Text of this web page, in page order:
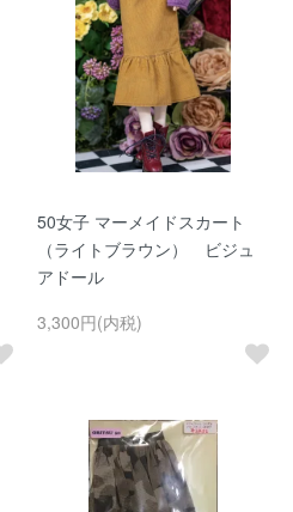
50女子 マーメイドスカート
（ライトブラウン） ビジュ
アドール
3,300円(内税)